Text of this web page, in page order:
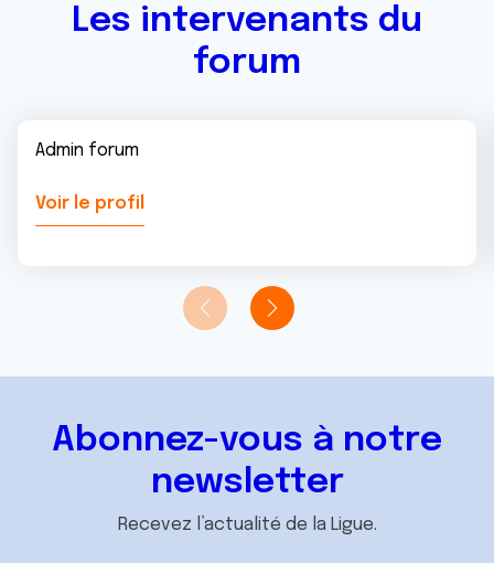
Les intervenants du
forum
Admin forum
Voir le profil
Abonnez-vous à notre
newsletter
Recevez l’actualité de la Ligue.